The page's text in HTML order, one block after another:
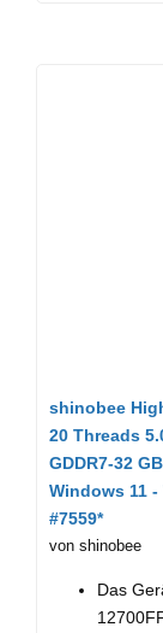
shinobee
20 Threads
GDDR7-32
Windows 11 -
#7559*
von shinobee
Das